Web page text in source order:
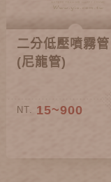
二分低壓噴霧管
(尼龍管)
NT. 15~900